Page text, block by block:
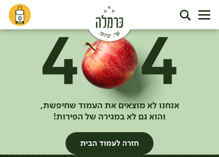
0
אנחנו לא מוצאים את העמוד שחיפשת,
והוא גם לא במגירה של הפירות!
חזרה לעמוד הבית